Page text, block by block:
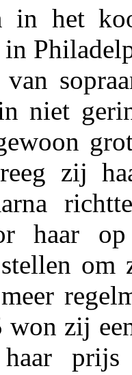
in het
niet
zij
haar
om
won zij
haar